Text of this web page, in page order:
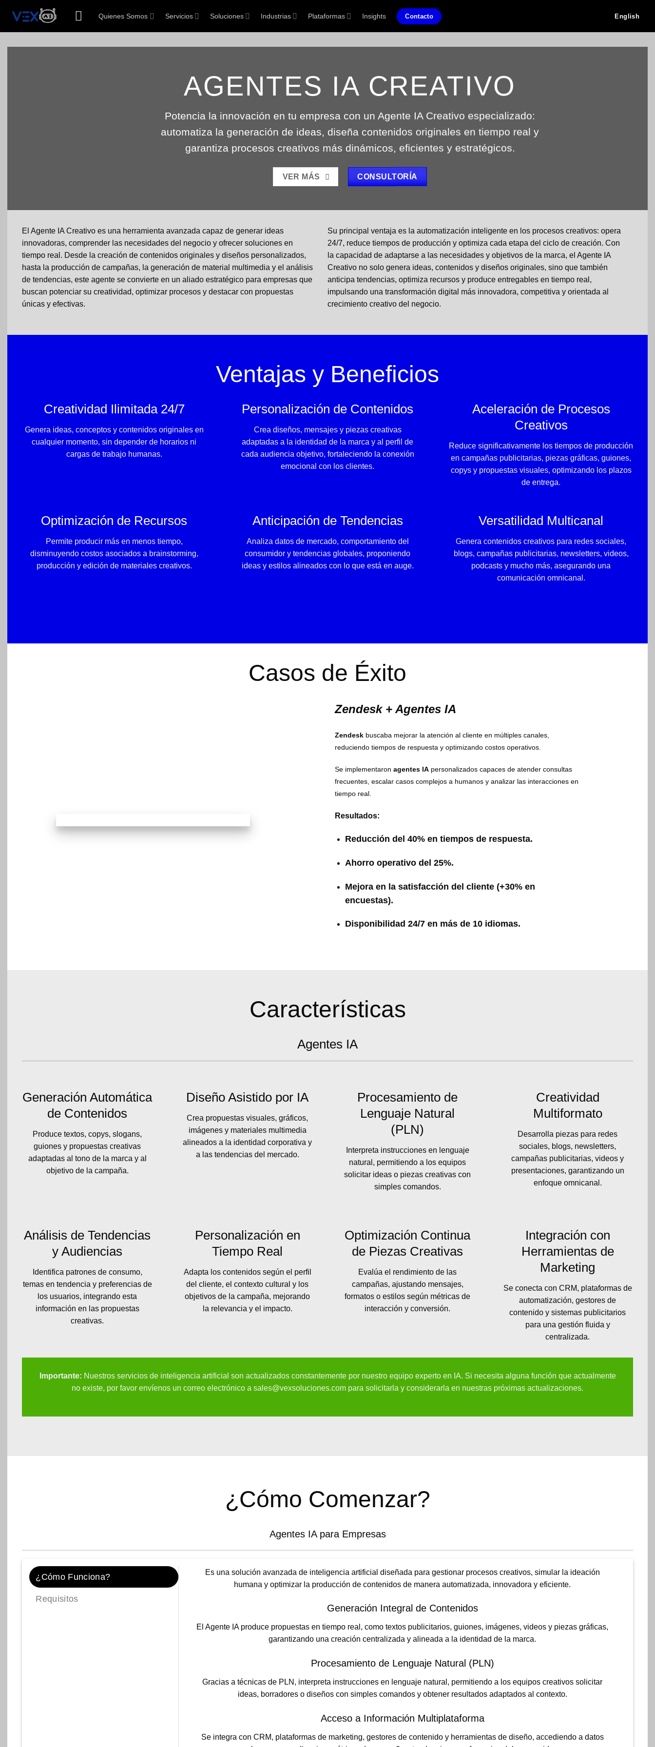
Quienes Somos Servicios Soluciones Industrias Plataformas Insights Contacto English
AGENTES IA CREATIVO
Potencia la innovación en tu empresa con un Agente IA Creativo especializado:
automatiza la generación de ideas, diseña contenidos originales en tiempo real y
garantiza procesos creativos más dinámicos, eficientes y estratégicos.
VER MÁS CONSULTORÍA
El Agente IA Creativo es una herramienta avanzada capaz de generar ideas
innovadoras, comprender las necesidades del negocio y ofrecer soluciones en
tiempo real. Desde la creación de contenidos originales y diseños personalizados,
hasta la producción de campañas, la generación de material multimedia y el análisis
de tendencias, este agente se convierte en un aliado estratégico para empresas que
buscan potenciar su creatividad, optimizar procesos y destacar con propuestas
únicas y efectivas.
Su principal ventaja es la automatización inteligente en los procesos creativos: opera
24/7, reduce tiempos de producción y optimiza cada etapa del ciclo de creación. Con
la capacidad de adaptarse a las necesidades y objetivos de la marca, el Agente IA
Creativo no solo genera ideas, contenidos y diseños originales, sino que también
anticipa tendencias, optimiza recursos y produce entregables en tiempo real,
impulsando una transformación digital más innovadora, competitiva y orientada al
crecimiento creativo del negocio.
Ventajas y Beneficios
Creatividad Ilimitada 24/7
Genera ideas, conceptos y contenidos originales en
cualquier momento, sin depender de horarios ni
cargas de trabajo humanas.
Personalización de Contenidos
Crea diseños, mensajes y piezas creativas
adaptadas a la identidad de la marca y al perfil de
cada audiencia objetivo, fortaleciendo la conexión
emocional con los clientes.
Aceleración de Procesos
Creativos
Reduce significativamente los tiempos de producción
en campañas publicitarias, piezas gráficas, guiones,
copys y propuestas visuales, optimizando los plazos
de entrega.
Optimización de Recursos
Permite producir más en menos tiempo,
disminuyendo costos asociados a brainstorming,
producción y edición de materiales creativos.
Anticipación de Tendencias
Analiza datos de mercado, comportamiento del
consumidor y tendencias globales, proponiendo
ideas y estilos alineados con lo que está en auge.
Versatilidad Multicanal
Genera contenidos creativos para redes sociales,
blogs, campañas publicitarias, newsletters, videos,
podcasts y mucho más, asegurando una
comunicación omnicanal.
Casos de Éxito
Zendesk + Agentes IA
Zendesk buscaba mejorar la atención al cliente en múltiples canales,
reduciendo tiempos de respuesta y optimizando costos operativos.
Se implementaron agentes IA personalizados capaces de atender consultas
frecuentes, escalar casos complejos a humanos y analizar las interacciones en
tiempo real.
Resultados:
Reducción del 40% en tiempos de respuesta.
Ahorro operativo del 25%.
Mejora en la satisfacción del cliente (+30% en
encuestas).
Disponibilidad 24/7 en más de 10 idiomas.
Características
Agentes IA
Generación Automática
de Contenidos
Produce textos, copys, slogans,
guiones y propuestas creativas
adaptadas al tono de la marca y al
objetivo de la campaña.
Diseño Asistido por IA
Crea propuestas visuales, gráficos,
imágenes y materiales multimedia
alineados a la identidad corporativa y
a las tendencias del mercado.
Procesamiento de
Lenguaje Natural
(PLN)
Interpreta instrucciones en lenguaje
natural, permitiendo a los equipos
solicitar ideas o piezas creativas con
simples comandos.
Creatividad
Multiformato
Desarrolla piezas para redes
sociales, blogs, newsletters,
campañas publicitarias, videos y
presentaciones, garantizando un
enfoque omnicanal.
Análisis de Tendencias
y Audiencias
Identifica patrones de consumo,
temas en tendencia y preferencias de
los usuarios, integrando esta
información en las propuestas
creativas.
Personalización en
Tiempo Real
Adapta los contenidos según el perfil
del cliente, el contexto cultural y los
objetivos de la campaña, mejorando
la relevancia y el impacto.
Optimización Continua
de Piezas Creativas
Evalúa el rendimiento de las
campañas, ajustando mensajes,
formatos o estilos según métricas de
interacción y conversión.
Integración con
Herramientas de
Marketing
Se conecta con CRM, plataformas de
automatización, gestores de
contenido y sistemas publicitarios
para una gestión fluida y
centralizada.
Importante: Nuestros servicios de inteligencia artificial son actualizados constantemente por nuestro equipo experto en IA. Si necesita alguna función que actualmente
no existe, por favor envíenos un correo electrónico a sales@vexsoluciones.com para solicitarla y considerarla en nuestras próximas actualizaciones.
¿Cómo Comenzar?
Agentes IA para Empresas
¿Cómo Funciona?
Requisitos
Es una solución avanzada de inteligencia artificial diseñada para gestionar procesos creativos, simular la ideación
humana y optimizar la producción de contenidos de manera automatizada, innovadora y eficiente.
Generación Integral de Contenidos
El Agente IA produce propuestas en tiempo real, como textos publicitarios, guiones, imágenes, videos y piezas gráficas,
garantizando una creación centralizada y alineada a la identidad de la marca.
Procesamiento de Lenguaje Natural (PLN)
Gracias a técnicas de PLN, interpreta instrucciones en lenguaje natural, permitiendo a los equipos creativos solicitar
ideas, borradores o diseños con simples comandos y obtener resultados adaptados al contexto.
Acceso a Información Multiplataforma
Se integra con CRM, plataformas de marketing, gestores de contenido y herramientas de diseño, accediendo a datos